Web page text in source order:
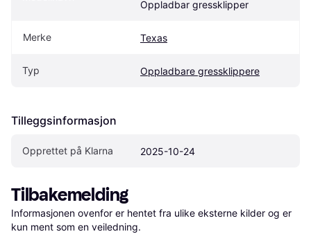
Oppladbar gressklipper
Merke Texas
Typ Oppladbare gressklippere
Tilleggsinformasjon
Opprettet på Klarna 2025-10-24
Tilbakemelding
Informasjonen ovenfor er hentet fra ulike eksterne kilder og er
kun ment som en veiledning.